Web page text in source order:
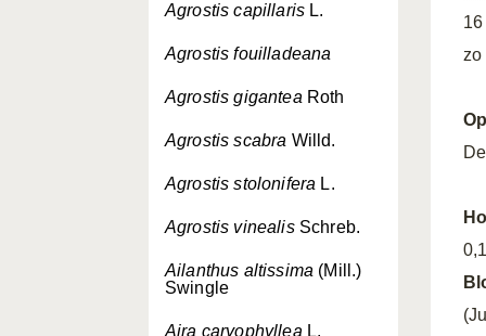
Agrostis capillaris L.
Agrostis fouilladeana
Agrostis gigantea Roth
Agrostis scabra Willd.
Agrostis stolonifera L.
Agrostis vinealisSchreb.
Ailanthus altissima (Mill.)
Swingle
Aira caryophyllea L.
zo